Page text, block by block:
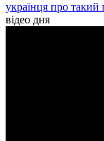
українця про
відео дня